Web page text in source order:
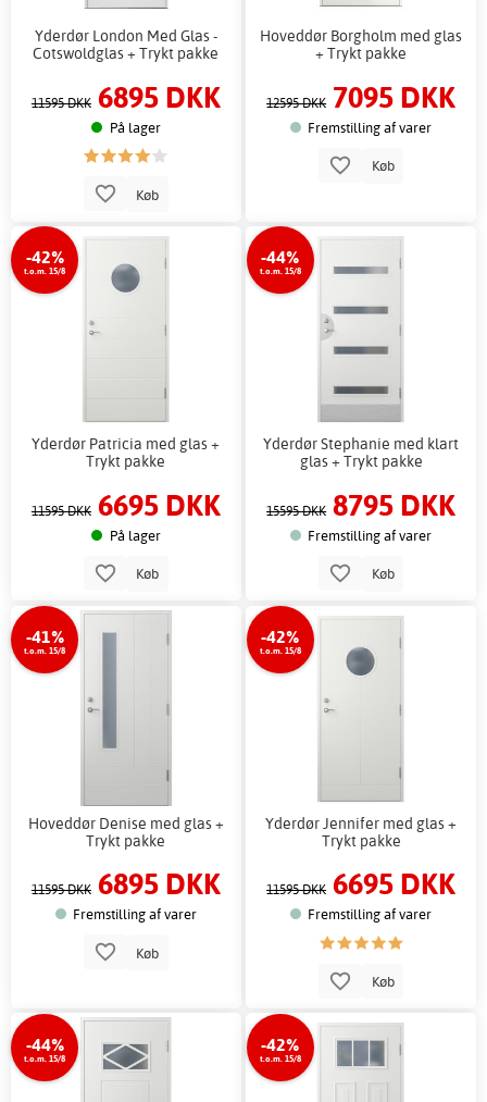
Yderdør London Med Glas -
Cotswoldglas + Trykt pakke
11595 DKK 6895 DKK
På lager
Køb
Hoveddør Borgholm med glas
+ Trykt pakke
12595 DKK 7095 DKK
Fremstilling af varer
Køb
-42%
t.o.m. 15/8
Yderdør Patricia med glas +
Trykt pakke
11595 DKK 6695 DKK
På lager
Køb
-44%
t.o.m. 15/8
Yderdør Stephanie med klart
glas + Trykt pakke
15595 DKK 8795 DKK
Fremstilling af varer
Køb
-41%
t.o.m. 15/8
Hoveddør Denise med glas +
Trykt pakke
11595 DKK 6895 DKK
Fremstilling af varer
Køb
-42%
t.o.m. 15/8
Yderdør Jennifer med glas +
Trykt pakke
11595 DKK 6695 DKK
Fremstilling af varer
Køb
-44%
t.o.m. 15/8
-42%
t.o.m. 15/8